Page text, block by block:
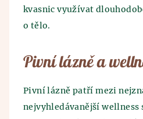
kvasnic využívat
o tělo.
Pivní lázně a
Pivní lázně patří mezi
nejvyhledávanější wellness